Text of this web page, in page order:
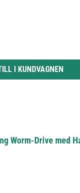
för att öka eller
I KUNDVAGNEN
Worm-Drive med